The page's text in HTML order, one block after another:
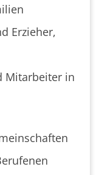
Erzieher,
Mitarbeiter in